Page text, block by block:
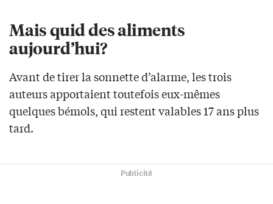
Mais quid des aliments
aujourd’hui?
Avant de tirer la sonnette d’alarme, les trois
auteurs apportaient toutefois eux-mêmes
quelques bémols, qui restent valables 17 ans plus
tard.
Publicité